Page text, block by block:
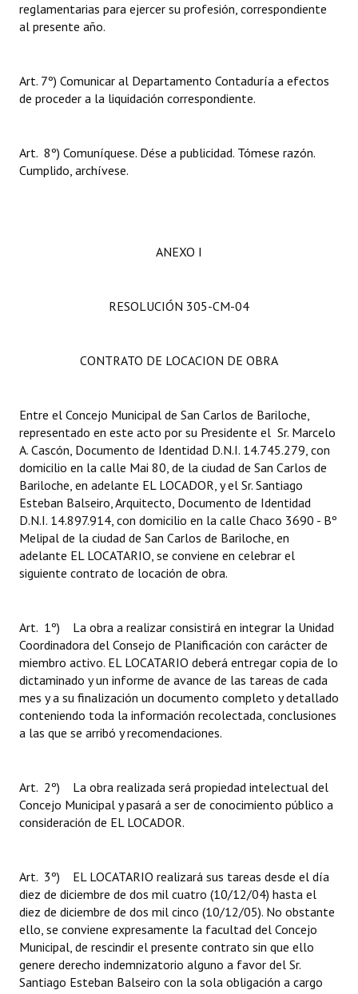
reglamentarias para ejercer su profesión, correspondiente
al presente año.
Art. 7º) Comunicar al Departamento Contaduría a efectos
de proceder a la liquidación correspondiente.
Art. 8º) Comuníquese. Dése a publicidad. Tómese razón.
Cumplido, archívese.
ANEXO I
RESOLUCIÓN 305-CM-04
CONTRATO DE LOCACION DE OBRA
Entre el Concejo Municipal de San Carlos de Bariloche,
representado en este acto por su Presidente el Sr. Marcelo
A. Cascón, Documento de Identidad D.N.I. 14.745.279, con
domicilio en la calle Mai 80, de la ciudad de San Carlos de
Bariloche, en adelante EL LOCADOR, y el Sr. Santiago
Esteban Balseiro, Arquitecto, Documento de Identidad
D.N.I. 14.897.914, con domicilio en la calle Chaco 3690 - Bº
Melipal de la ciudad de San Carlos de Bariloche, en
adelante EL LOCATARIO, se conviene en celebrar el
siguiente contrato de locación de obra.
Art. 1º) La obra a realizar consistirá en integrar la Unidad
Coordinadora del Consejo de Planificación con carácter de
miembro activo. EL LOCATARIO deberá entregar copia de lo
dictaminado y un informe de avance de las tareas de cada
mes y a su finalización un documento completo y detallado
conteniendo toda la información recolectada, conclusiones
a las que se arribó y recomendaciones.
Art. 2º) La obra realizada será propiedad intelectual del
Concejo Municipal y pasará a ser de conocimiento público a
consideración de EL LOCADOR.
Art. 3º) EL LOCATARIO realizará sus tareas desde el día
diez de diciembre de dos mil cuatro (10/12/04) hasta el
diez de diciembre de dos mil cinco (10/12/05). No obstante
ello, se conviene expresamente la facultad del Concejo
Municipal, de rescindir el presente contrato sin que ello
genere derecho indemnizatorio alguno a favor del Sr.
Santiago Esteban Balseiro con la sola obligación a cargo